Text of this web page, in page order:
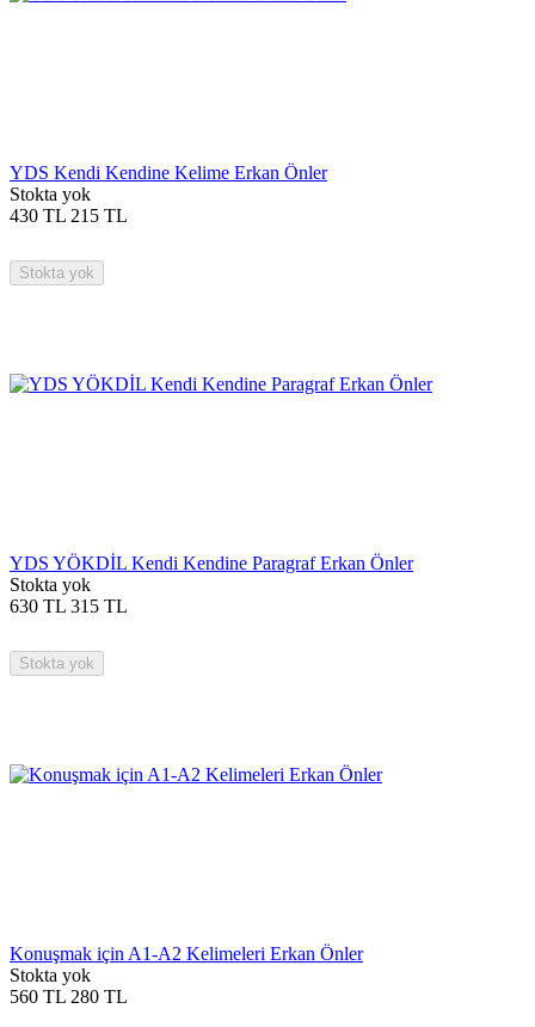
YDS Kendi Kendine Kelime Erkan Önler
Stokta yok
430 TL 215 TL
Stokta yok
YDS YÖKDİL Kendi Kendine Paragraf Erkan Önler
Stokta yok
630 TL 315 TL
Stokta yok
Konuşmak için A1-A2 Kelimeleri Erkan Önler
Stokta yok
560 TL 280 TL